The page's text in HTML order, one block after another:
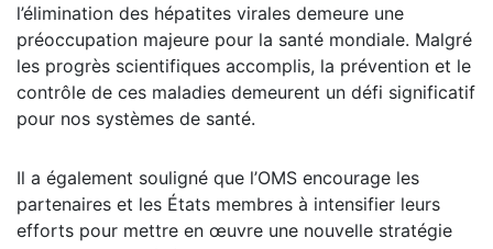
l’élimination des hépatites virales demeure une
préoccupation majeure pour la santé mondiale. Malgré
les progrès scientifiques accomplis, la prévention et le
contrôle de ces maladies demeurent un défi significatif
pour nos systèmes de santé.
Il a également souligné que l’OMS encourage les
partenaires et les États membres à intensifier leurs
efforts pour mettre en œuvre une nouvelle stratégie